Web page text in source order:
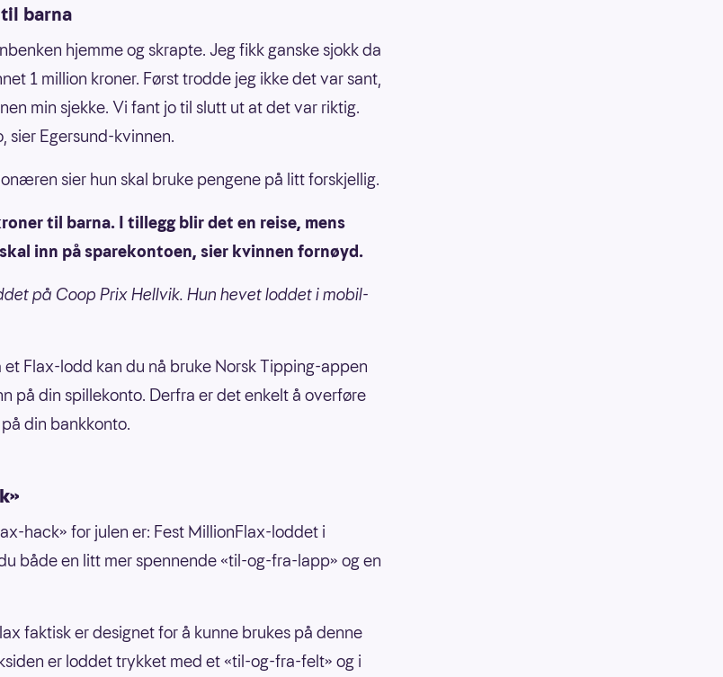
barna
hjemme og skrapte. Jeg fikk ganske sjokk da
1 million kroner. Først trodde jeg ikke det var sant,
min sjekke. Vi fant jo til slutt ut at det var riktig.
sier Egersund-kvinnen.
sier hun skal bruke pengene på litt forskjellig.
til barna. I tillegg blir det en reise, mens
inn på sparekontoen, sier kvinnen fornøyd.
på Coop Prix Hellvik. Hun hevet loddet i mobil-
et Flax-lodd kan du nå bruke Norsk Tipping-appen
på din spillekonto. Derfra er det enkelt å overføre
din bankkonto.
hack» for julen er: Fest MillionFlax-loddet i
både en litt mer spennende «til-og-fra-lapp» og en
faktisk er designet for å kunne brukes på denne
er loddet trykket med et «til-og-fra-felt» og i